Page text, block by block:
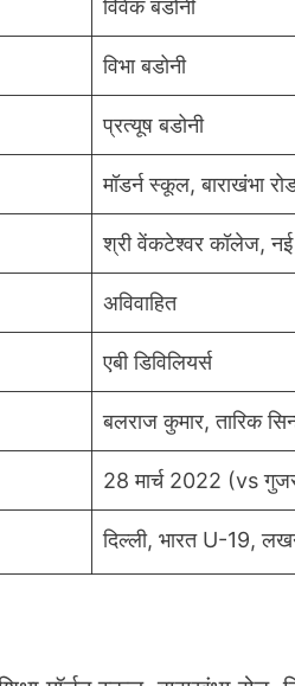
विवेक बडोनी
विभा बडोनी
प्रत्यूष बडोनी
मॉडर्न स्कूल, बाराखंभा
श्री वेंकटेश्वर कॉलेज, नई
अविवाहित
एबी डिविलियर्स
बलराज कुमार, तारिक
28 मार्च 2022 (vs
दिल्ली, भारत U-19,